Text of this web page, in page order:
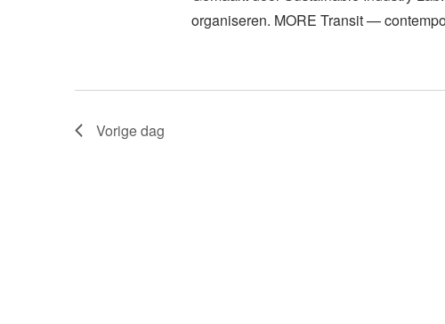
organiseren. MORE Transit —
Vorige dag